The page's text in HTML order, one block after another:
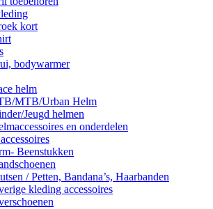
kort
bodywarmer
helm
MTB/Urban Helm
Jeugd helmen
en onderdelen
Beenstukken
/ Petten, Bandana’s, Haarbanden
kleding accessoires